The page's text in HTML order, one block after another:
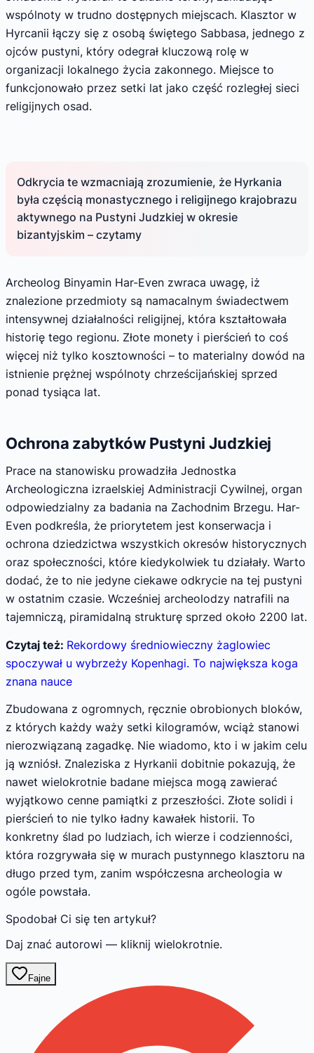
wspólnoty w trudno dostępnych miejscach. Klasztor w
Hyrcanii łączy się z osobą świętego Sabbasa, jednego z
ojców pustyni, który odegrał kluczową rolę w
organizacji lokalnego życia zakonnego. Miejsce to
funkcjonowało przez setki lat jako część rozległej sieci
religijnych osad.
Odkrycia te wzmacniają zrozumienie, że Hyrkania
była częścią monastycznego i religijnego krajobrazu
aktywnego na Pustyni Judzkiej w okresie
bizantyjskim – czytamy
Archeolog Binyamin Har-Even zwraca uwagę, iż
znalezione przedmioty są namacalnym świadectwem
intensywnej działalności religijnej, która kształtowała
historię tego regionu. Złote monety i pierścień to coś
więcej niż tylko kosztowności – to materialny dowód na
istnienie prężnej wspólnoty chrześcijańskiej sprzed
ponad tysiąca lat.
Ochrona zabytków Pustyni Judzkiej
Prace na stanowisku prowadziła Jednostka
Archeologiczna izraelskiej Administracji Cywilnej, organ
odpowiedzialny za badania na Zachodnim Brzegu. Har-
Even podkreśla, że priorytetem jest konserwacja i
ochrona dziedzictwa wszystkich okresów historycznych
oraz społeczności, które kiedykolwiek tu działały. Warto
dodać, że to nie jedyne ciekawe odkrycie na tej pustyni
w ostatnim czasie. Wcześniej archeolodzy natrafili na
tajemniczą, piramidalną strukturę sprzed około 2200 lat.
Czytaj też: Rekordowy średniowieczny żaglowiec
spoczywał u wybrzeży Kopenhagi. To największa koga
znana nauce
Zbudowana z ogromnych, ręcznie obrobionych bloków,
z których każdy waży setki kilogramów, wciąż stanowi
nierozwiązaną zagadkę. Nie wiadomo, kto i w jakim celu
ją wzniósł. Znaleziska z Hyrkanii dobitnie pokazują, że
nawet wielokrotnie badane miejsca mogą zawierać
wyjątkowo cenne pamiątki z przeszłości. Złote solidi i
pierścień to nie tylko ładny kawałek historii. To
konkretny ślad po ludziach, ich wierze i codzienności,
która rozgrywała się w murach pustynnego klasztoru na
długo przed tym, zanim współczesna archeologia w
ogóle powstała.
Spodobał Ci się ten artykuł?
Daj znać autorowi — kliknij wielokrotnie.
Fajne